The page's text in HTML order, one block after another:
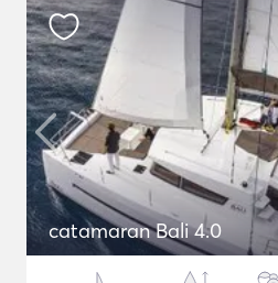
catamaran Bali 4.0